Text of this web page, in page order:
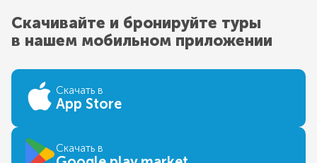
Скачивайте и бронируйте туры
в нашем мобильном приложении
Скачать в
App Store
Скачать в